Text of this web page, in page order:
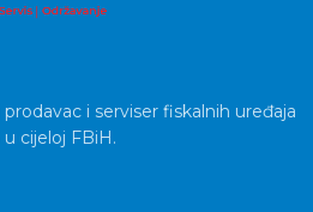
i serviser fiskalnih uređaja
u cijeloj FBiH.